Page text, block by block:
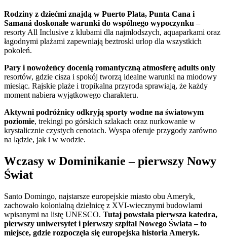
Rodziny z dziećmi znajdą w Puerto Plata, Punta Cana i
Samaná doskonałe warunki do wspólnego wypoczynku –
resorty All Inclusive z klubami dla najmłodszych, aquaparkami oraz
łagodnymi plażami zapewniają beztroski urlop dla wszystkich
pokoleń.
Pary i nowożeńcy docenią romantyczną atmosferę adults only
resortów, gdzie cisza i spokój tworzą idealne warunki na miodowy
miesiąc. Rajskie plaże i tropikalna przyroda sprawiają, że każdy
moment nabiera wyjątkowego charakteru.
Aktywni podróżnicy odkryją sporty wodne na światowym
poziomie, trekingi po górskich szlakach oraz nurkowanie w
krystalicznie czystych cenotach. Wyspa oferuje przygody zarówno
na lądzie, jak i w wodzie.
Wczasy w Dominikanie – pierwszy Nowy
Świat
Santo Domingo, najstarsze europejskie miasto obu Ameryk,
zachowało kolonialną dzielnicę z XVI-wiecznymi budowlami
wpisanymi na listę UNESCO. Tutaj powstała pierwsza katedra,
pierwszy uniwersytet i pierwszy szpital Nowego Świata – to
miejsce, gdzie rozpoczęła się europejska historia Ameryk.